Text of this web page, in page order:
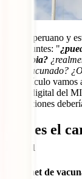
Si eres peruano y
te preguntes: "
Colombia?
estás vacunado?
este artículo
carnet digital del
precauciones
Qué es el
Perú
carnet de